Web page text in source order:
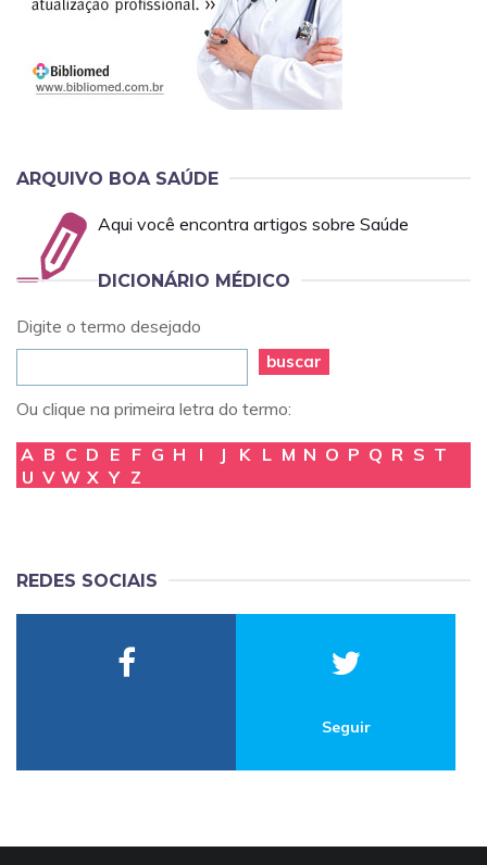
ARQUIVO BOA SAÚDE
Aqui você encontra artigos sobre Saúde
DICIONÁRIO MÉDICO
Digite o termo desejado
buscar
Ou clique na primeira letra do termo:
A B C D E F G H I J K L M N O P Q R S T
U V W X Y Z
REDES SOCIAIS
Seguir